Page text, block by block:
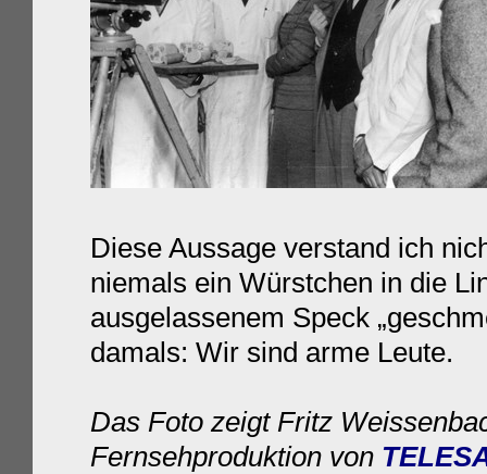
Diese Aussage verstand ich
niemals ein Würstchen in die
ausgelassenem Speck
damals: Wir sind arme Leute.
Das Foto zeigt Fritz
Fernsehproduktion von